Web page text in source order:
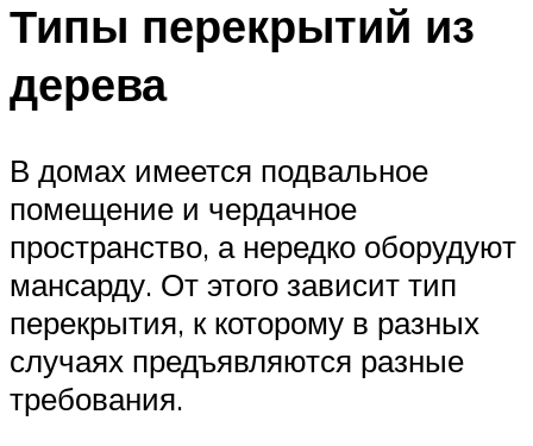
Типы перекрытий из
дерева
В домах имеется подвальное
помещение и чердачное
пространство, а нередко оборудуют
мансарду. От этого зависит тип
перекрытия, к которому в разных
случаях предъявляются разные
требования.